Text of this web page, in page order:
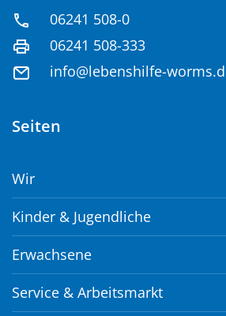
06241 508-0
06241 508-333
info@lebenshilfe-
Seiten
Wir
Kinder & Jugendliche
Erwachsene
Service & Arbeitsmarkt